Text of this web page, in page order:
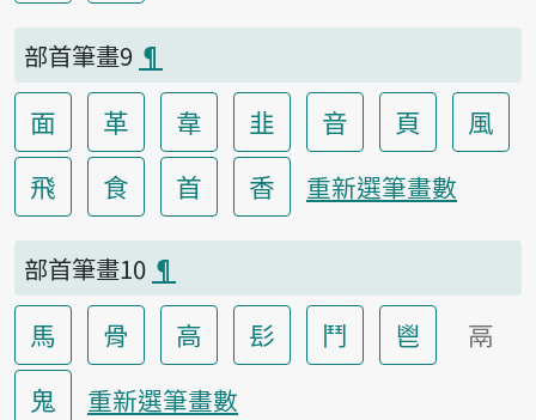
部首筆畫9 ¶
面 革 韋 韭 音 頁
風
飛
食 首 香 重新選筆畫數
部首筆畫10 ¶
馬 骨 高 髟 鬥 鬯
鬲
鬼
重新選筆畫數